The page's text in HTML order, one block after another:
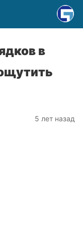
в
5 лет назад